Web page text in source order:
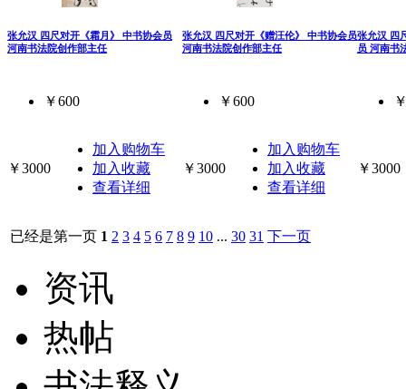
张允汉 四尺对开《霜月》 中书协会员
河南书法院创作部主任
￥600
￥3000
加入购物车
加入收藏
查看详细
张允汉 四尺对开《赠汪伦》 中书协会员
河南书法院创作部主任
￥600
￥3000
加入购物车
加入收藏
查看详细
张允汉 四
员 河南书
￥3000
已经是第一页 1 2 3 4 5 6 7 8 9 10 ... 30 31 下一页
资讯
热帖